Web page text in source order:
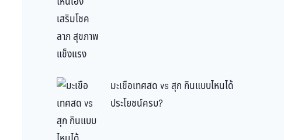
มะเขือเทศสด vs สุก กินแบบไหนได้
ประโยชน์ครบ?